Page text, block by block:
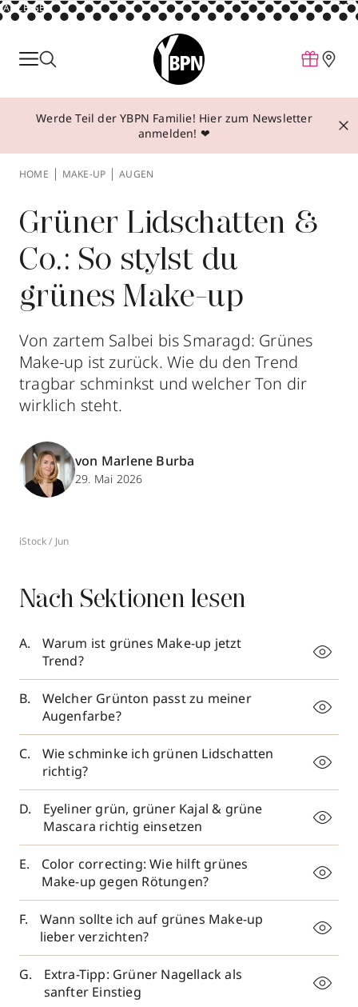
ANZEIGE
Parfum
Make-up
Behandlungen
Über YBPN
Aktionen
Storefinder
Werde Teil der YBPN Familie! Hier zum Newsletter
anmelden! ❤
HOME MAKE-UP AUGEN
Grüner Lidschatten &
Co.: So stylst du
grünes Make-up
Von zartem Salbei bis Smaragd: Grünes
Make-up ist zurück. Wie du den Trend
tragbar schminkst und welcher Ton dir
wirklich steht.
von Marlene Burba
29. Mai 2026
iStock / Jun
Nach Sektionen lesen
Warum ist grünes Make-up jetzt
Trend?
Welcher Grünton passt zu meiner
Augenfarbe?
Wie schminke ich grünen Lidschatten
richtig?
Eyeliner grün, grüner Kajal & grüne
Mascara richtig einsetzen
Color correcting: Wie hilft grünes
Make-up gegen Rötungen?
Wann sollte ich auf grünes Make-up
lieber verzichten?
Extra-Tipp: Grüner Nagellack als
sanfter Einstieg